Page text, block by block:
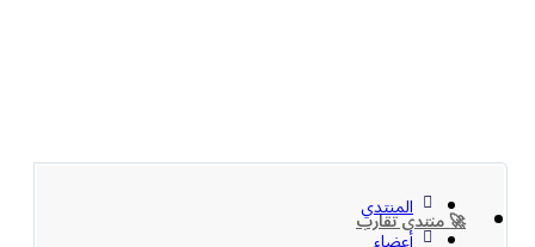
🚀 منتدى تقارب
المنتدي